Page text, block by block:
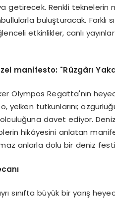
getirecek. Renkli teknelerin
buluşturacak. Farklı
etkinlikler, canlı
manifesto: "Rüzgârı
Olympos Regatta'nın
yelken tutkunlarını;
davet ediyor.
hikâyesini anlatan
anlarla dolu bir deniz
sınıfta büyük bir yarış